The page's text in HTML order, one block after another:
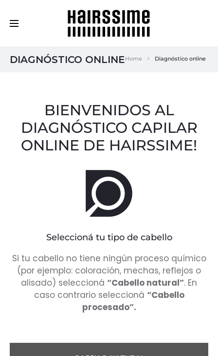
DIAGNÓSTICO ONLINEHome Diagnóstico online
BIENVENIDOS AL
DIAGNÓSTICO CAPILAR
ONLINE DE HAIRSSIME!
Seleccioná tu tipo de cabello
Si tu cabello no tiene ningún proceso químico
(por ejemplo: coloración, mechas, reflejos o
alisado) seleccioná “Cabello natural”. En
caso contrario seleccioná “Cabello
procesado”.